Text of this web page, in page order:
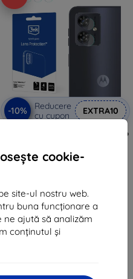
cookie-
site-ul nostru web.
buna funcționare a
ne ajută să analizăm
conținutul și
-10%
Reducere
cu cupon
EXTRA10
3MK Lens Protect Motorola Moto
4 buc
49 lei
Ultimul produs în stoc